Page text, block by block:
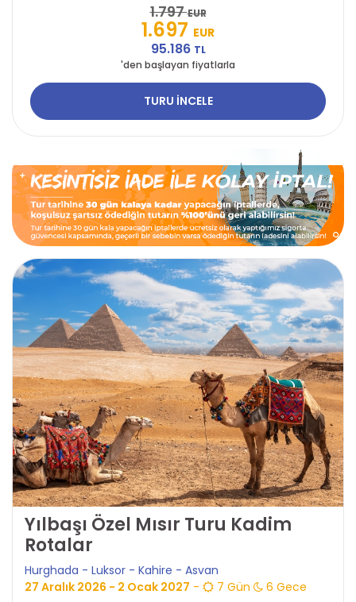
1.797EUR
1.697 EUR
95.186 TL
'den başlayan fiyatlarla
TURU İNCELE
Yılbaşı Özel Mısır Turu Kadim
Rotalar
Hurghada - Luksor - Kahire - Asvan
27 Aralık 2026 - 2 Ocak 2027 - 7 Gün 6 Gece